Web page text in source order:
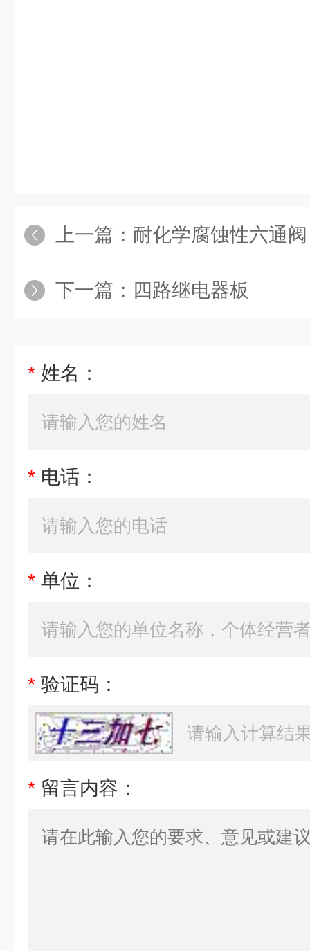
上一篇： 耐化学腐蚀性六通阀
下一篇： 四路继电器板
* 姓名：
* 电话：
* 单位：
* 验证码：
* 留言内容：